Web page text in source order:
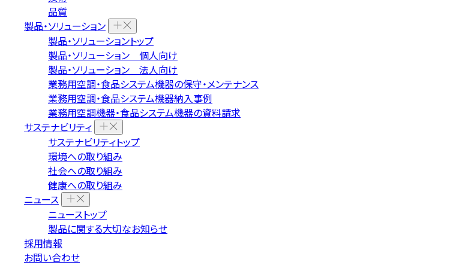
品質
製品・ソリューション
製品・ソリューショントップ
製品・ソリューション 個人向け
製品・ソリューション 法人向け
業務用空調・食品システム機器の保守・メンテナンス
業務用空調・食品システム機器納入事例
業務用空調機器・食品システム機器の資料請求
サステナビリティ
サステナビリティトップ
環境への取り組み
社会への取り組み
健康への取り組み
ニュース
ニューストップ
製品に関する大切なお知らせ
採用情報
お問い合わせ